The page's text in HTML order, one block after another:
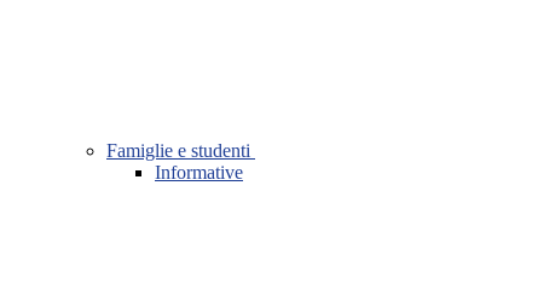
Famiglie e studenti
Informative